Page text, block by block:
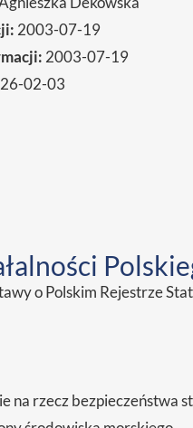
2003-07-19
2003-07-19
02-03
o Polskim Rejestrze
na rzecz